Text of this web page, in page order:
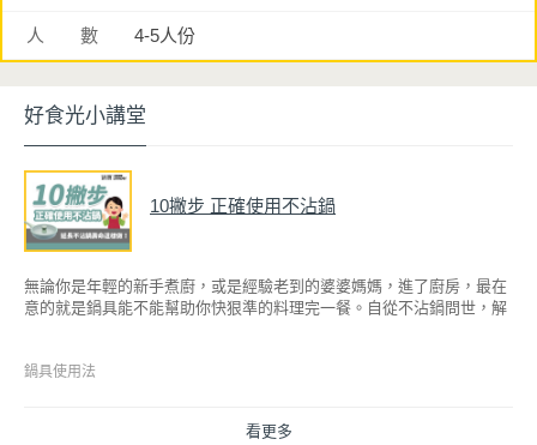
人 數 4-5人份
好食光小講堂
10撇步 正確使用不沾鍋
無論你是年輕的新手煮廚，或是經驗老到的婆婆媽媽，進了廚房，最在
意的就是鍋具能不能幫助你快狠準的料理完一餐。自從不沾鍋問世，解
因此金鑽不沾系列的鍋具，更年年穩居銷售排行榜的前幾名。然而如何
鍋具使用法
看更多